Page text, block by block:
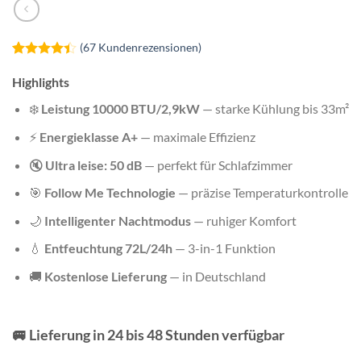
mit4.40
von 5,
basierend
Kundenbewertungen
(67Kundenrezensionen)
Highlights
❄️ Leistung 10000 BTU/2,9kW— starke Kühlung bis 33m²
⚡ Energieklasse A+— maximale Effizienz
🔇 Ultra leise: 50 dB— perfekt für Schlafzimmer
🎯 Follow Me Technologie — präzise Temperaturkontrolle
🌙 Intelligenter Nachtmodus— ruhiger Komfort
💧 Entfeuchtung 72L/24h— 3-in-1 Funktion
🚚 Kostenlose Lieferung— in Deutschland
🚐 Lieferung in 24 bis 48 Stunden verfügbar